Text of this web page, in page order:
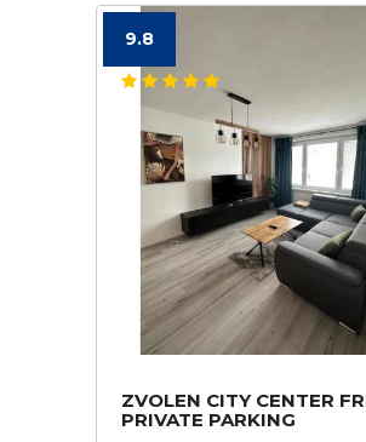
9.8
ZVOLEN CITY CENTER
PRIVATE PARKING